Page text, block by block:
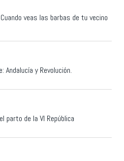
veas las barbas de tu vecino
Andalucía y Revolución.
parto de la VI República